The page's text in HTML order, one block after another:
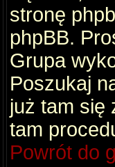
stronę
phpBB.
Grupa
Poszukaj
już tam się
tam
Powrót do